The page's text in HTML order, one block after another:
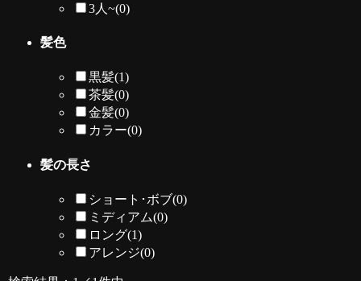
3人~(0)
髪色
黒髪(1)
茶髪(0)
金髪(0)
カラー(0)
髪の長さ
ショート･ボブ(0)
ミディアム(0)
ロング(1)
アレンジ(0)